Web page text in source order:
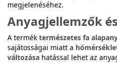
megjelenéséhez.
Anyagjellemzők
A termék természetes fa
sajátosságai miatt a
változása hatással lehet az